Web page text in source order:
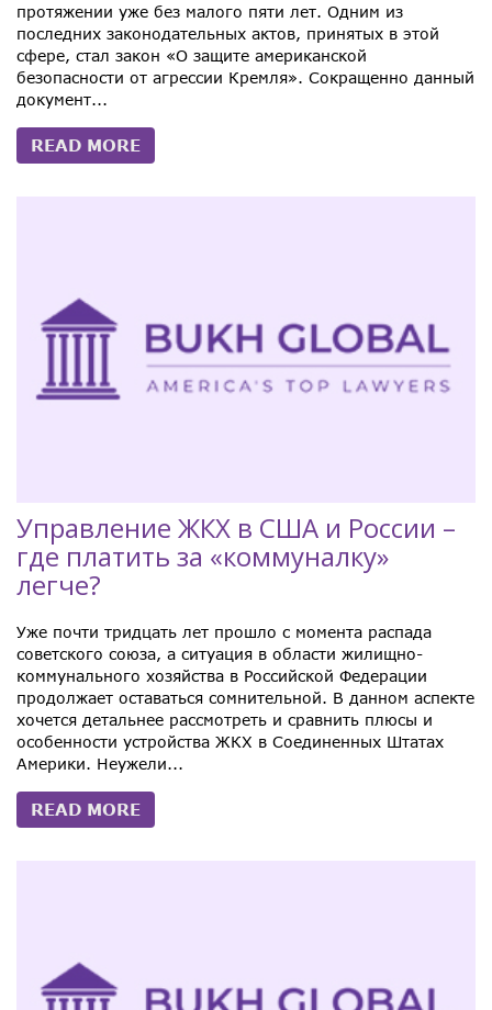
протяжении уже без малого пяти лет. Одним из
последних законодательных актов, принятых в этой
сфере, стал закон «О защите американской
безопасности от агрессии Кремля». Сокращенно данный
документ...
READ MORE
Управление ЖКХ в США и России –
где платить за «коммуналку»
легче?
Уже почти тридцать лет прошло с момента распада
советского союза, а ситуация в области жилищно-
коммунального хозяйства в Российской Федерации
продолжает оставаться сомнительной. В данном аспекте
хочется детальнее рассмотреть и сравнить плюсы и
особенности устройства ЖКХ в Соединенных Штатах
Америки. Неужели...
READ MORE